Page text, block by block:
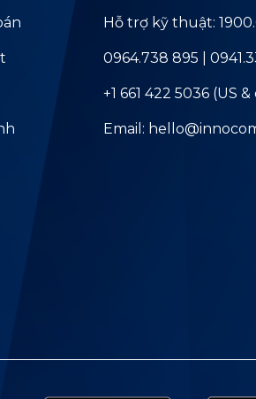
Hỗ trợ kỹ thuật:
0964.738 895 |
+1 661 422 5036 (US
Email: